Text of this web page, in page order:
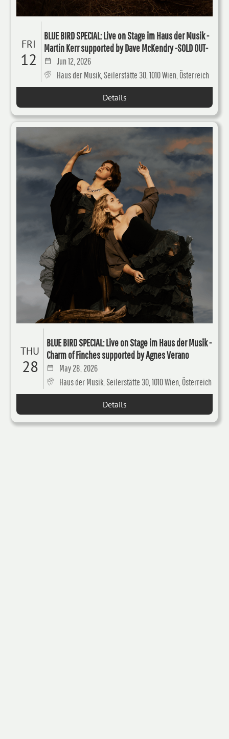
FRI
12
BLUE BIRD SPECIAL: Live on Stage im Haus der Musik -
Martin Kerr supported by Dave McKendry -SOLD OUT-
Jun 12, 2026
Haus der Musik, Seilerstätte 30, 1010 Wien, Österreich
Details
THU
28
BLUE BIRD SPECIAL: Live on Stage im Haus der Musik -
Charm of Finches supported by Agnes Verano
May 28, 2026
Haus der Musik, Seilerstätte 30, 1010 Wien, Österreich
Details